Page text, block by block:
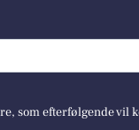
som efterfølgende vil